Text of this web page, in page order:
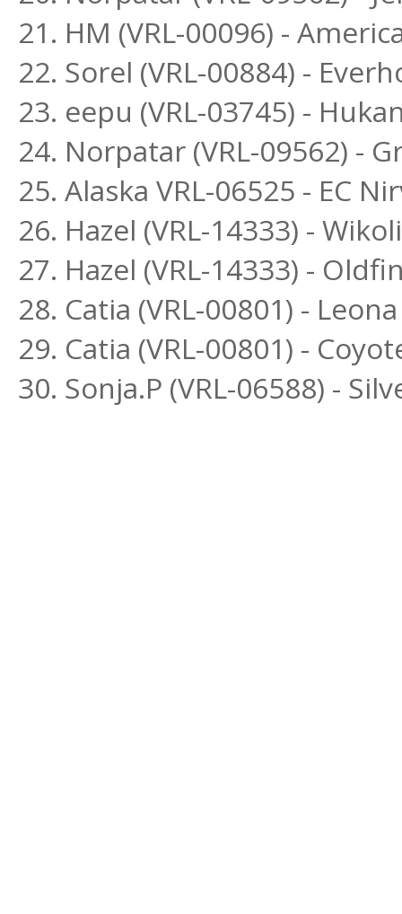
21. HM (VRL-00096) -
22. Sorel (VRL-00884) -
23. eepu (VRL-03745) -
24. Norpatar (VRL-09562) -
25. Alaska VRL-06525 - EC
26. Hazel (VRL-14333) -
27. Hazel (VRL-14333) -
28. Catia (VRL-00801) -
29. Catia (VRL-00801) -
30. Sonja.P (VRL-06588) -